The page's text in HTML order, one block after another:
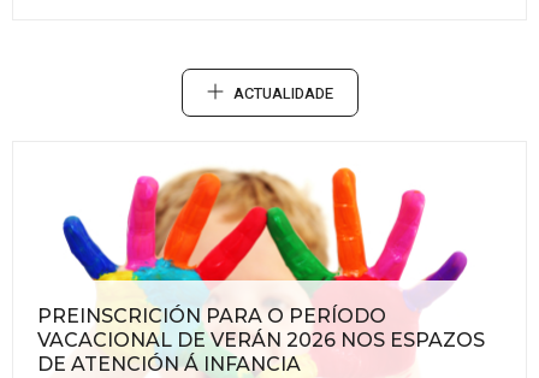
ACTUALIDADE
PREINSCRICIÓN PARA O PERÍODO
VACACIONAL DE VERÁN 2026 NOS ESPAZOS
DE ATENCIÓN Á INFANCIA